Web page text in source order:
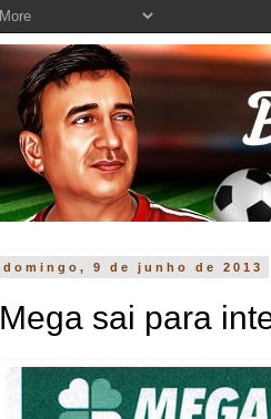
domingo, 9 de junho de 2013
Mega sai para